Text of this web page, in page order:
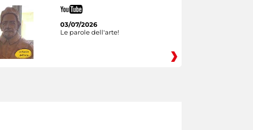
03/07/2026
Le parole dell'arte!